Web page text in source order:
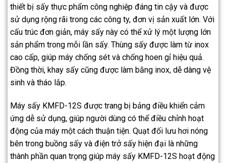
thiết bị sấy thực phẩm công nghiệp đáng tin cậy và được
sử dụng rộng rãi trong các công ty, đơn vị sản xuất lớn. Với
cấu trúc đơn giản, máy sấy này có thể xử lý một lượng lớn
sản phẩm trong mỗi lần sấy. Thùng sấy được làm từ inox
cao cấp, giúp máy chống sét và chống hoen gỉ hiệu quả.
Đồng thời, khay sấy cũng được làm bằng inox, dễ dàng vệ
sinh và tháo lắp.
Máy sấy KMFD-12S được trang bị bảng điều khiển cảm
ứng dễ sử dụng, giúp người dùng có thể điều chỉnh hoạt
động của máy một cách thuận tiện. Quạt đối lưu hơi nóng
bên trong buồng sấy và điện trở sấy hiện đại là những
thành phần quan trọng giúp máy sấy KMFD-12S hoạt động